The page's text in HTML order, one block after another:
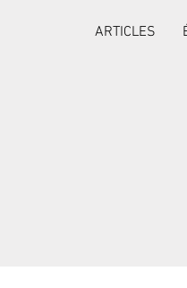
ARTICLES